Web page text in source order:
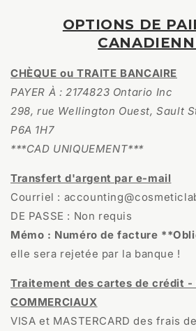
OPTIONS DE
CHÈQUE ou TRAITE BANCAIRE
PAYER À : 2174823 Ontario Inc
298, rue Wellington Ouest, Sault
P6A 1H7
***CAD UNIQUEMENT***
Transfert d'argent par e-mail
Courriel :
DE PASSE : Non requis
Mémo : Numéro de facture
elle sera rejetée par la banque !
Traitement des cartes de crédit -
COMMERCIAUX
VISA et MASTERCARD des frais